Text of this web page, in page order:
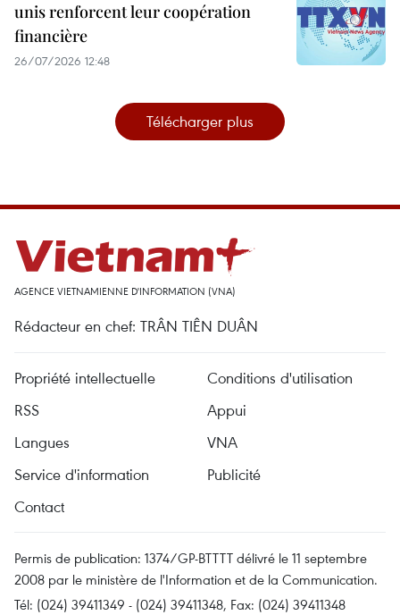
unis renforcent leur coopération
financière
26/07/2026 12:48
Télécharger plus
AGENCE VIETNAMIENNE D'INFORMATION (VNA)
Rédacteur en chef: TRÂN TIÊN DUÂN
Propriété intellectuelle
Conditions d'utilisation
RSS
Appui
Langues
VNA
Service d'information
Publicité
Contact
Permis de publication: 1374/GP-BTTTT délivré le 11 septembre
2008 par le ministère de l'Information et de la Communication.
Tél: (024) 39411349 - (024) 39411348, Fax: (024) 39411348